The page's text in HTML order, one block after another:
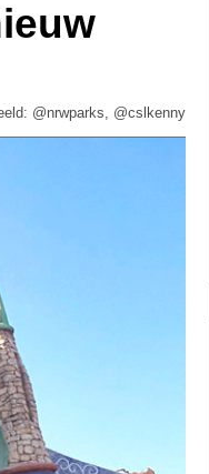
@nrwparks, @cslkenny